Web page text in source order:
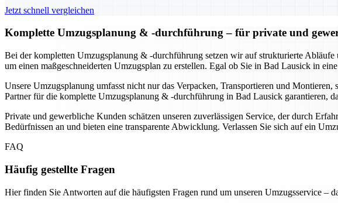
Jetzt schnell vergleichen
Komplette Umzugsplanung & -durchführung – für private und
Bei der kompletten Umzugsplanung & -durchführung setzen wir auf strukturierte
um einen maßgeschneiderten Umzugsplan zu erstellen. Egal ob Sie in Bad Lausick in
Unsere Umzugsplanung umfasst nicht nur das Verpacken, Transportieren und
Partner für die komplette Umzugsplanung & -durchführung in Bad Lausick garantieren,
Private und gewerbliche Kunden schätzen unseren zuverlässigen Service, der durch
Bedürfnissen an und bieten eine transparente Abwicklung. Verlassen Sie sich auf ein
FAQ
Häufig gestellte Fragen
Hier finden Sie Antworten auf die häufigsten Fragen rund um unseren Umzugsservice –